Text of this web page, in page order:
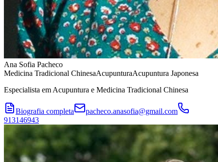
Ana Sofia Pacheco
Medicina Tradicional ChinesaAcupunturaAcupuntura Japonesa
Especialista em Acupuntura e Medicina Tradicional Chinesa
Biografia completa
pacheco.anasofia@gmail.com
913146943